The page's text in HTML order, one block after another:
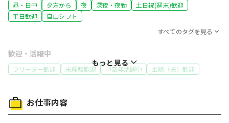
昼・日中 夕方から 夜 深夜・夜勤
土日祝(週末)歓迎
平日歓迎
自由シフト
すべてのタグを見る
歓迎・活躍中
フリーター歓迎 未経験歓迎 中高年活躍中
主婦（夫）歓迎
特徴
社員登用あり 大量募集
もっと見る
お仕事内容